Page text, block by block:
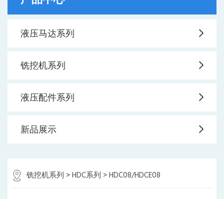
液压马达系列
铣挖机系列
液压配件系列
新品展示
铣挖机系列 >HDC系列 > HDC08/HDCE08